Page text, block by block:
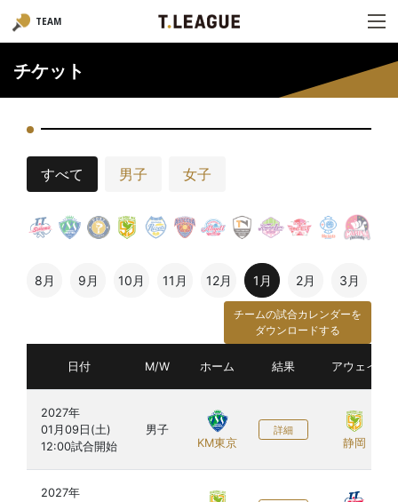
TEAM
チケット
すべて 男子 女子
8月 9月 10月 11月 12月 1月 2月 3月
チームの試合カレンダーを
ダウンロードする
日付 M/W ホーム 結果 アウェイ
2027年
01月09日(土)
男子
KM東京
詳細
静岡
2027年